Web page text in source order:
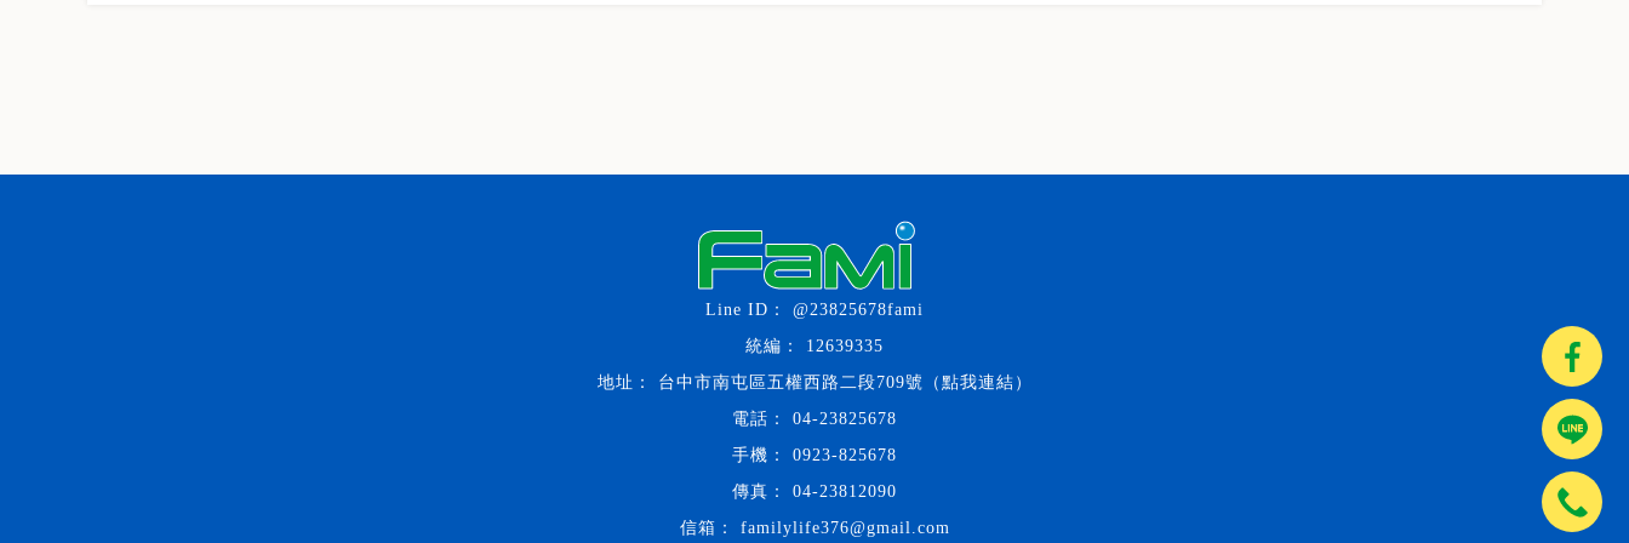
@23825678fami
04-23825678
0923-825678
04-23812090
12639335
familylife376@gmail.com
台中市南屯區五權西路二段709號（點我連結）